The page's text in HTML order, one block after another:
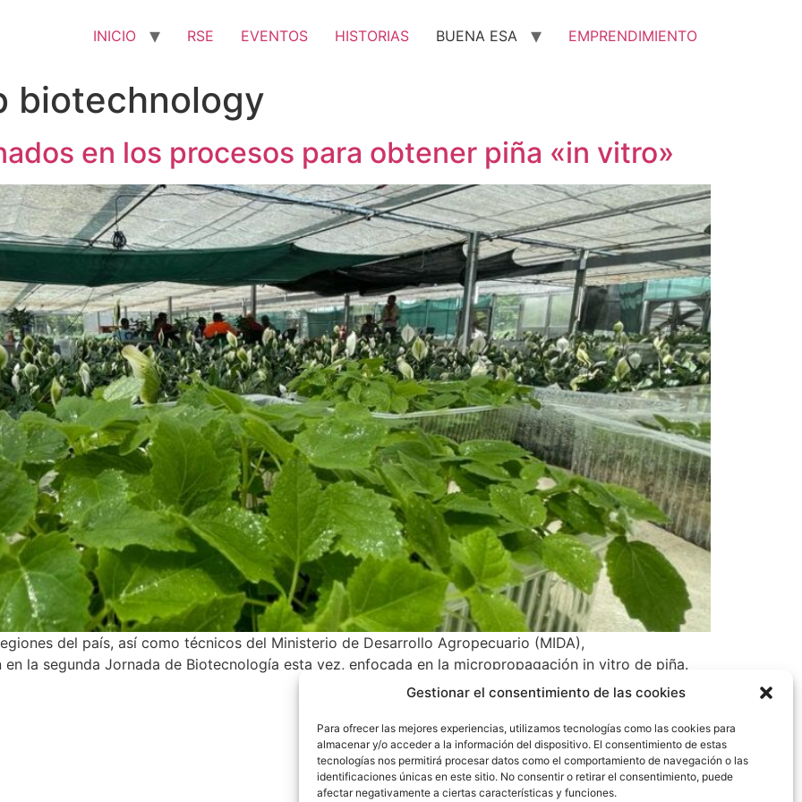
Gestionar el consentimiento de las cookies
Para ofrecer las mejores experiencias, utilizamos tecnologías como las cookies para
almacenar y/o acceder a la información del dispositivo. El consentimiento de estas
tecnologías nos permitirá procesar datos como el comportamiento de navegación o las
identificaciones únicas en este sitio. No consentir o retirar el consentimiento, puede
afectar negativamente a ciertas características y funciones.
INICIO RSE EVENTOS HISTORIAS BUENA ESA EMPRENDIMIENTO
biotechnology
en los procesos para obtener piña «in vitro»
del país, así como técnicos del Ministerio de Desarrollo Agropecuario (MIDA),
la segunda Jornada de Biotecnología esta vez, enfocada en la micropropagación in vitro de piña.